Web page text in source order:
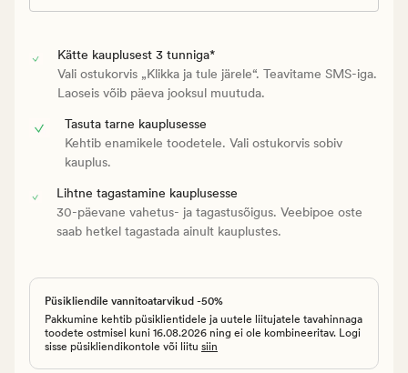
Kätte kauplusest 3 tunniga*
Vali ostukorvis „Klikka ja tule järele“. Teavitame SMS-iga.
Laoseis võib päeva jooksul muutuda.
Tasuta tarne kauplusesse
Kehtib enamikele toodetele. Vali ostukorvis sobiv
kauplus.
Lihtne tagastamine kauplusesse
30-päevane vahetus- ja tagastusõigus. Veebipoe oste
saab hetkel tagastada ainult kauplustes.
Püsikliendile vannitoatarvikud -50%
Pakkumine kehtib püsiklientidele ja uutele liitujatele tavahinnaga
toodete ostmisel kuni 16.08.2026 ning ei ole kombineeritav. Logi
sisse püsikliendikontole või liitu siin